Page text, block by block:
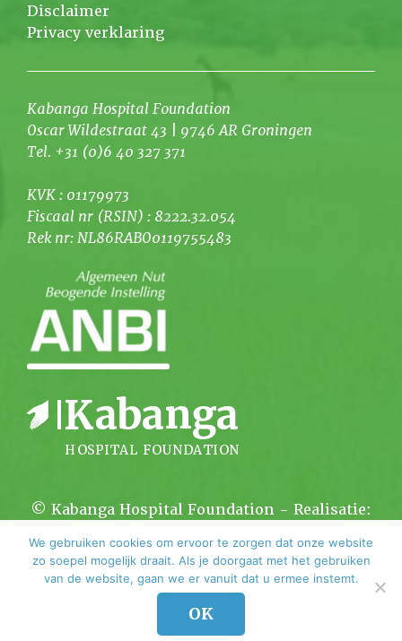
Disclaimer
Privacy verklaring
Kabanga Hospital Foundation
Oscar Wildestraat 43 | 9746 AR Groningen
Tel. +31 (0)6 40 327 371
KVK : 01179973
Fiscaal nr (RSIN) : 8222.32.054
Rek nr: NL86RABO0119755483
© Kabanga Hospital Foundation - Realisatie:
We gebruiken cookies om ervoor te zorgen dat onze website
zo soepel mogelijk draait. Als je doorgaat met het gebruiken
van de website, gaan we er vanuit dat u ermee instemt.
OK